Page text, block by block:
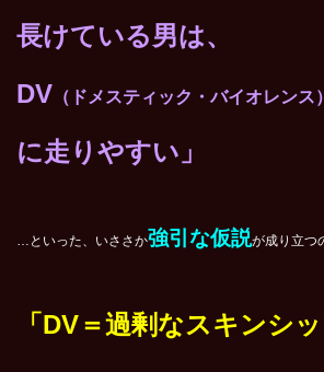
長けている男は、
DV （ドメスティック・バイオレンス）
に走りやすい」
…といった、いささか強引な仮説が成り立つ
「DV＝過剰なスキンシッ